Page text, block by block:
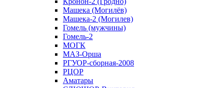
Машека (Могилёв)
Машека-2 (Могилев)
Гомель (мужчины)
Гомель-2
МОГК
МАЗ-Орша
РГУОР-сборная-2008
РЦОР
Аматары